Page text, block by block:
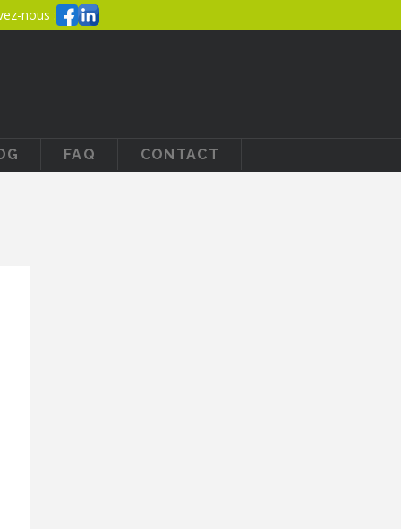
nous :
FAQ CONTACT